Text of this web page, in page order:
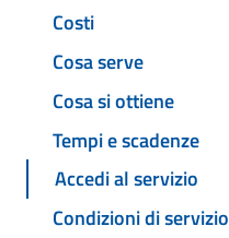
Costi
Cosa serve
Cosa si ottiene
Tempi e scadenze
Accedi al servizio
Condizioni di servizio